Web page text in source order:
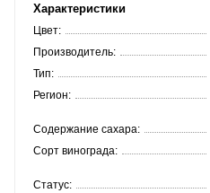
Характеристики
Цвет:
Производитель:
Тип:
Регион:
Содержание сахара:
Сорт винограда:
Статус: